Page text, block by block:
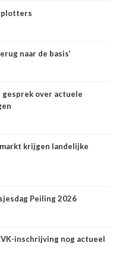
naar de basis’
gesprek over actuele
krijgen landelijke
Peiling 2026
inschrijving nog actueel